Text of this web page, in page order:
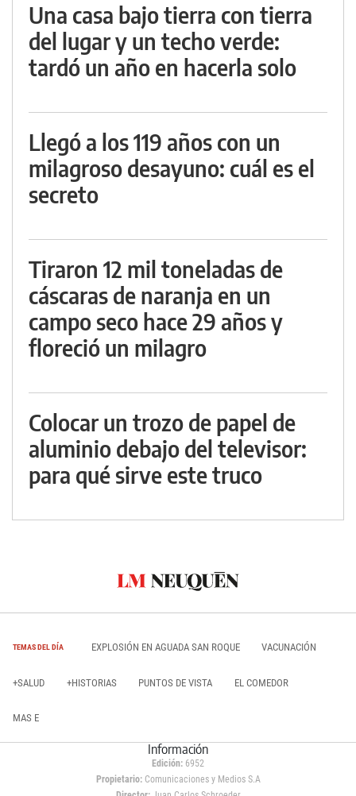
Una casa bajo tierra con tierra
del lugar y un techo verde:
tardó un año en hacerla solo
Llegó a los 119 años con un
milagroso desayuno: cuál es el
secreto
Tiraron 12 mil toneladas de
cáscaras de naranja en un
campo seco hace 29 años y
floreció un milagro
Colocar un trozo de papel de
aluminio debajo del televisor:
para qué sirve este truco
TEMAS DEL DÍA EXPLOSIÓN EN AGUADA SAN ROQUE VACUNACIÓN
+SALUD +HISTORIAS PUNTOS DE VISTA EL COMEDOR
MAS E
Información
Edición: 6952
Propietario:Comunicaciones y Medios S.A